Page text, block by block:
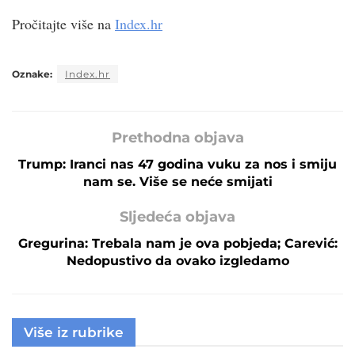
Pročitajte više na Index.hr
Oznake: Index.hr
Prethodna objava
Trump: Iranci nas 47 godina vuku za nos i smiju
nam se. Više se neće smijati
Sljedeća objava
Gregurina: Trebala nam je ova pobjeda; Carević:
Nedopustivo da ovako izgledamo
Više iz rubrike